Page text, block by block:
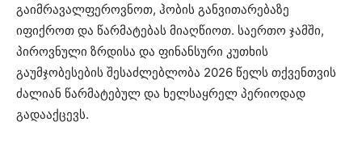
გაიმრავალფეროვნოთ, ჰობის განვითარებაზე
იფიქროთ და წარმატებას მიაღწიოთ. საერთო ჯამში,
პიროვნული ზრდისა და ფინანსური კუთხის
გაუმჯობესების შესაძლებლობა 2026 წელს თქვენთვის
ძალიან წარმატებულ და ხელსაყრელ პერიოდად
გადააქცევს.